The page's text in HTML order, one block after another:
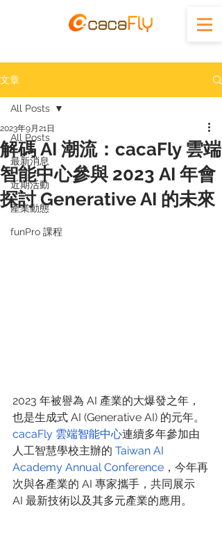
文章
All Posts
最新消息
近期活動
產業動態
funPro 課程
All Posts
解碼 AI 潮流：cacaFly 雲端
智能中心參與 2023 AI 年會
探討 Generative AI 的未來
2023年9月21日
2023 年被譽為 AI 產業的大爆發之年，
也是生成式 AI (Generative AI) 的元年。
cacaFly 雲端智能中心連續多年參加由
人工智慧學校主辦的 Taiwan AI
Academy Annual Conference ，今年再
次與各產業的 AI 專家攜手，共同展示
AI 最新技術以及其多元產業的應用。